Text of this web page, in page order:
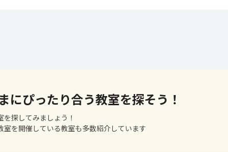
にぴったり合う教室を探そう！
を探してみましょう！
室を開催している教室も多数紹介しています